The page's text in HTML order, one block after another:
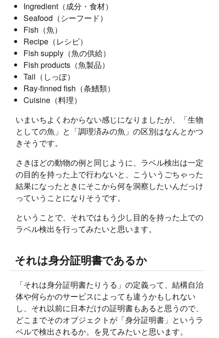
Ingredient（成分・食材）
Seafood（シーフード）
Fish（魚）
Recipe（レシピ）
Fish supply（魚の供給）
Fish products（魚製品）
Tail（しっぽ）
Ray-finned fish（条鰭類）
Cuisine（料理）
いまいちよくわからない感じになりましたが、「生物
としての魚」と「調理済みの魚」の区別はなんとかつ
きそうです。
さきほどの動物の例と同じように、ラベル検出は一定
の目的を持った上で行わないと、こういうごちゃった
結果になったときにそこから何を洞察したいんだっけ
っていうことになりそうです。
ということで、それではもう少し目的を持った上での
ラベル検出を行ってみたいと思います。
それは身分証明書であるか
「それは身分証明書たりうる」の定義って、結構自治
体や何らかのサービスによっても違うかもしれない
し、それ以前に日本だけの証明書もあると思うので、
どこまでそのオブジェクトが「身分証明書」というラ
ベルで検出されるか。を見てみたいと思います。